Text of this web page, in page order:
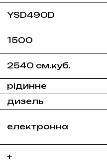
YSD490D
1500
2540 см.куб.
рідинне
дизель
електронна
+